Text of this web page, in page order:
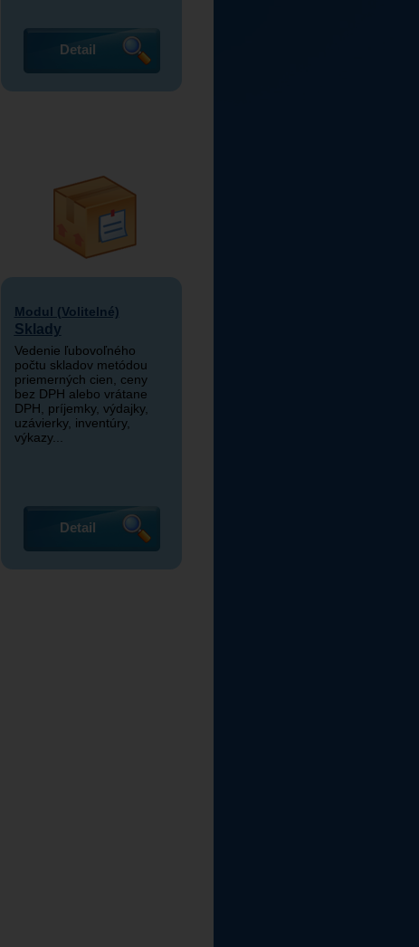
Detail
Modul (Volitelné)
Sklady
Vedenie ľubovoľného
počtu skladov metódou
priemerných cien, ceny
bez DPH alebo vrátane
DPH, príjemky, výdajky,
uzávierky, inventúry,
výkazy...
Detail